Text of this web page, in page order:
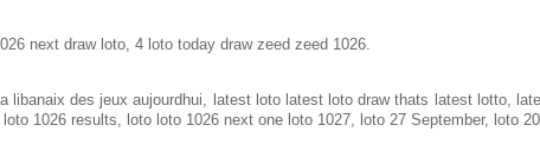
next draw loto, 4 loto today draw zeed zeed 1026.
libanaix des jeux aujourdhui, latest loto latest loto draw thats latest lotto,
1026 results, loto loto 1026 next one loto 1027, loto 27 September, loto